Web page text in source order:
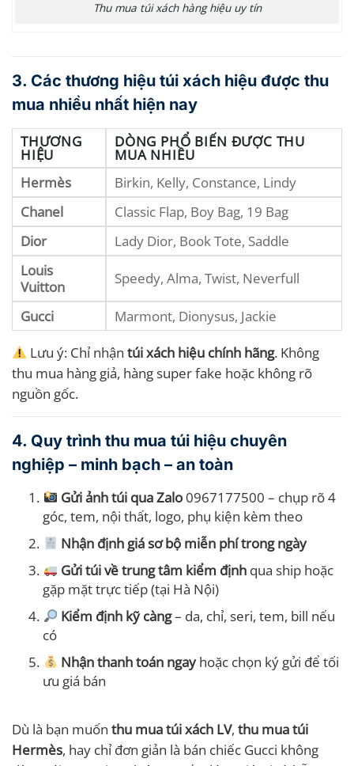
Thu mua túi xách hàng hiệu uy tín
3. Các thương hiệu túi xách hiệu được thu
mua nhiều nhất hiện nay
THƯƠNG
HIỆU
DÒNG PHỔ BIẾN ĐƯỢC THU
MUA NHIỀU
Hermès
Birkin, Kelly, Constance, Lindy
Chanel
Classic Flap, Boy Bag, 19 Bag
Dior
Lady Dior, Book Tote, Saddle
Louis
Vuitton
Speedy, Alma, Twist, Neverfull
Gucci
Marmont, Dionysus, Jackie
Lưu ý: Chỉ nhận túi xách hiệu chính hãng. Không
thu mua hàng giả, hàng super fake hoặc không rõ
nguồn gốc.
4. Quy trình thu mua túi hiệu chuyên
nghiệp – minh bạch – an toàn
Gửi ảnh túi qua Zalo0967177500 – chụp rõ 4
góc, tem, nội thất, logo, phụ kiện kèm theo
Nhận định giá sơ bộ miễn phí trong ngày
Gửi túi về trung tâm kiểm định qua ship hoặc
gặp mặt trực tiếp (tại Hà Nội)
Kiểm định kỹ càng– da, chỉ, seri, tem, bill nếu
có
Nhận thanh toán ngayhoặc chọn ký gửi để tối
ưu giá bán
Dù là bạn muốn thu mua túi xách LV, thu mua túi
Hermès, hay chỉ đơn giản là bán chiếc Gucci không